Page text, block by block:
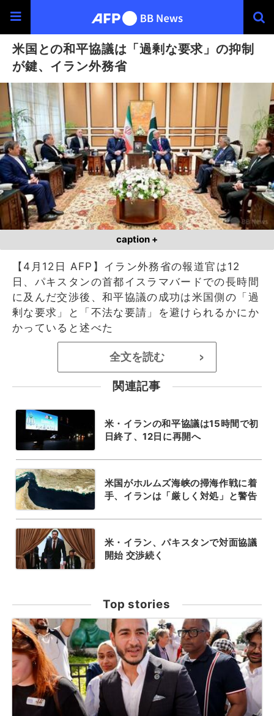
米国との和平協議は「過剰な要求」の抑制
が鍵、イラン外務省
caption +
【4月12日 AFP】イラン外務省の報道官は12
日、パキスタンの首都イスラマバードでの長時間
に及んだ交渉後、和平協議の成功は米国側の「過
剰な要求」と「不法な要請」を避けられるかにか
かっていると述べた
全文を読む >
関連記事
米・イランの和平協議は15時間で初
日終了、12日に再開へ
米国がホルムズ海峡の掃海作戦に着
手、イランは「厳しく対処」と警告
米・イラン、パキスタンで対面協議
開始 交渉続く
Top stories